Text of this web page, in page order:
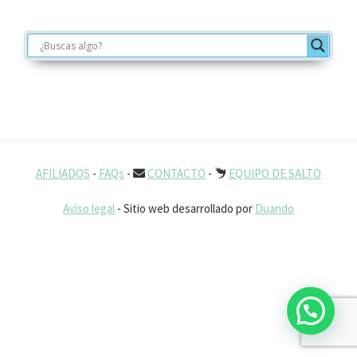
Footer
AFILIADOS - FAQs - CONTACTO - EQUIPO DE SALTO
Aviso legal - Sitio web desarrollado por Duando